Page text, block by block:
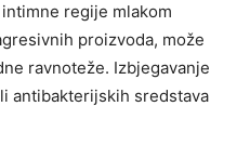
regije mlakom
proizvoda, može
ravnoteže. Izbjegavanje
antibakterijskih sredstava